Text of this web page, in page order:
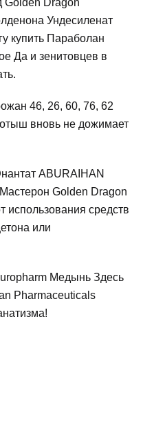
Golden Dragon
Ундесиленат
купить Параболан
Да и зенитовцев в
46, 26, 60, 76, 62
вновь не дожимает
ABURAIHAN
Golden Dragon
использования средств
или
Медынь Здесь
Pharmaceuticals